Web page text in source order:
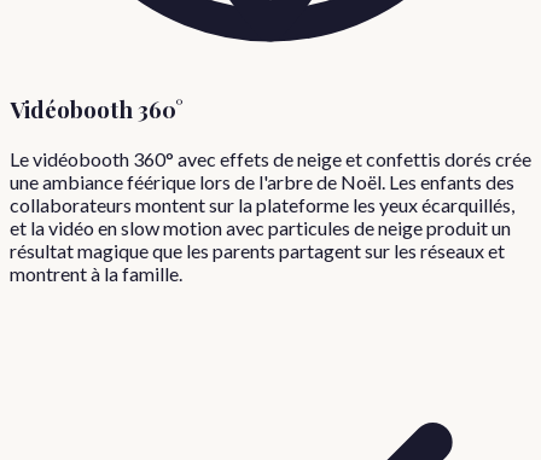
Vidéobooth 360°
Le vidéobooth 360° avec effets de neige et confettis dorés crée
une ambiance féérique lors de l'arbre de Noël. Les enfants des
collaborateurs montent sur la plateforme les yeux écarquillés,
et la vidéo en slow motion avec particules de neige produit un
résultat magique que les parents partagent sur les réseaux et
montrent à la famille.